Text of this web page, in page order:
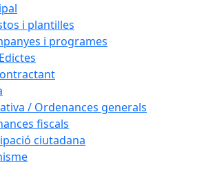
i plantilles
i programes
/ Ordenances generals
fiscals
ciutadana